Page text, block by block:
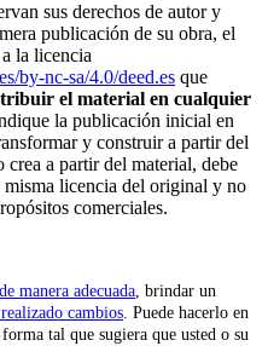
sus derechos de autor y
publicación de su obra, el
la licencia
by-nc-sa/4.0/deed.es que
el material en cualquier
la publicación inicial en
y construir a partir del
crea a partir del material, debe
licencia del original y no
comerciales.
manera adecuada, brindar un
cambios. Puede hacerlo en
tal que sugiera que usted o su